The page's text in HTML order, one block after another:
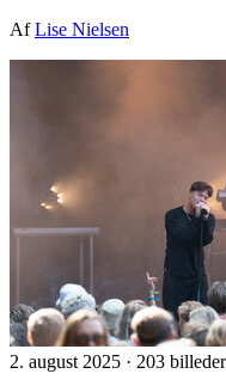
AfLise Nielsen
2. august 2025 · 203 billeder